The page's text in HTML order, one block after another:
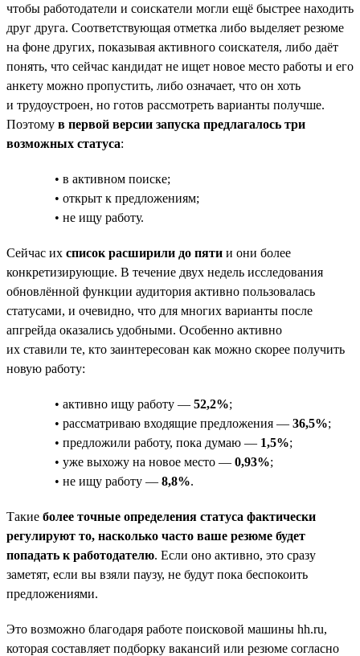
чтобы работодатели и соискатели могли ещё быстрее находить
друг друга. Соответствующая отметка либо выделяет резюме
на фоне других, показывая активного соискателя, либо даёт
понять, что сейчас кандидат не ищет новое место работы и его
анкету можно пропустить, либо означает, что он хоть
и трудоустроен, но готов рассмотреть варианты получше.
Поэтому в первой версии запуска предлагалось три
возможных статуса:
• в активном поиске;
• открыт к предложениям;
• не ищу работу.
Сейчас их список расширили до пяти и они более
конкретизирующие. В течение двух недель исследования
обновлённой функции аудитория активно пользовалась
статусами, и очевидно, что для многих варианты после
апгрейда оказались удобными. Особенно активно
их ставили те, кто заинтересован как можно скорее получить
новую работу:
• активно ищу работу — 52,2%;
• рассматриваю входящие предложения — 36,5%;
• предложили работу, пока думаю — 1,5%;
• уже выхожу на новое место — 0,93%;
• не ищу работу — 8,8%.
Такие более точные определения статуса фактически
регулируют то, насколько часто ваше резюме будет
попадать к работодателю. Если оно активно, это сразу
заметят, если вы взяли паузу, не будут пока беспокоить
предложениями.
Это возможно благодаря работе поисковой машины hh.ru,
которая составляет подборку вакансий или резюме согласно